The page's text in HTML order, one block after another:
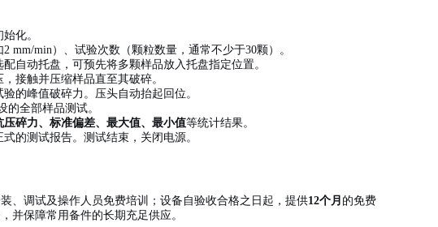
化。
mm/min）、试验次数（颗粒数量，通常不少于30颗）。
自动托盘，可预先将多颗样品放入托盘指定位置。
接触并压缩样品直至其破碎。
的峰值破碎力。压头自动抬起回位。
的全部样品测试。
压碎力、标准偏差、最大值、最小值等统计结果。
的测试报告。测试结束，关闭电源。
、调试及操作人员免费培训；设备自验收合格之日起，提供12个月 的免费
并保障常用备件的长期充足供应。